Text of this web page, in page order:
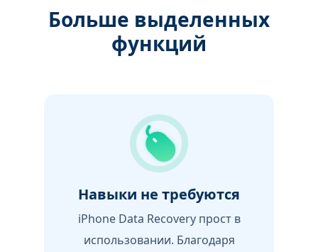
Больше выделенных
функций
Навыки не требуются
iPhone Data Recovery прост в
использовании. Благодаря